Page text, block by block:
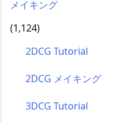
メイキング
(1,124)
2DCG Tutorial
2DCG メイキング
3DCG Tutorial